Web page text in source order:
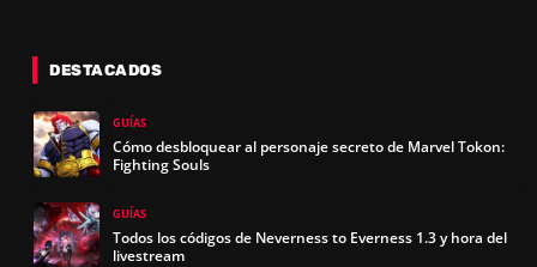
DESTACADOS
GUÍAS
Cómo desbloquear al personaje secreto de Marvel Tokon:
Fighting Souls
GUÍAS
Todos los códigos de Neverness to Everness 1.3 y hora del
livestream